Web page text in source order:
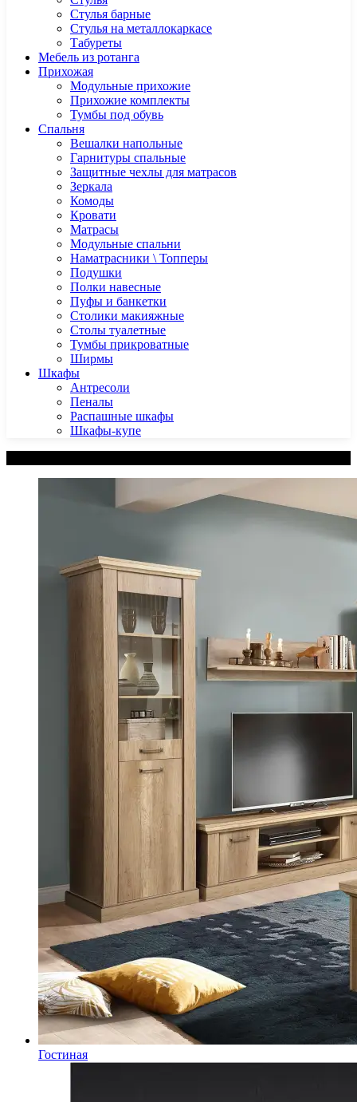
Стулья барные
Стулья на металлокаркасе
Табуреты
Мебель из ротанга
Прихожая
Модульные прихожие
Прихожие комплекты
Тумбы под обувь
Спальня
Вешалки напольные
Гарнитуры спальные
Защитные чехлы для матрасов
Зеркала
Комоды
Кровати
Матрасы
Модульные спальни
Наматрасники \ Топперы
Подушки
Полки навесные
Пуфы и банкетки
Столики макияжные
Столы туалетные
Тумбы прикроватные
Ширмы
Шкафы
Антресоли
Пеналы
Распашные шкафы
Шкафы-купе
Гостиная